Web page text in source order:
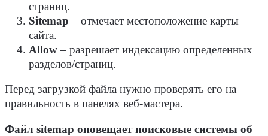
страниц.
Sitemap – отмечает местоположение карты
сайта.
Allow – разрешает индексацию определенных
разделов/страниц.
Перед загрузкой файла нужно проверять его на
правильность в панелях веб-мастера.
Файл sitemap оповещает поисковые системы об